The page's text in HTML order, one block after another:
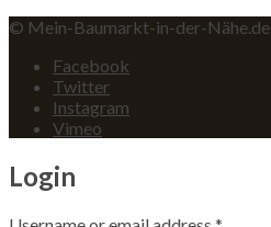
© Mein-Baumarkt-in-der-
Facebook
Twitter
Instagram
Vimeo
Login